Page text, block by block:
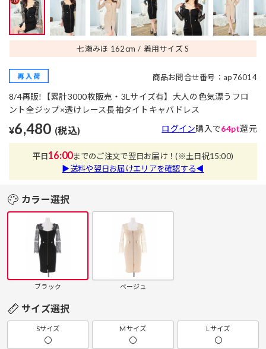
七瀬みほ 162cm 着用サイズ S
商品お問合せ番号：ap76014
8/4再販!【累計3000枚販売・3Lサイズ有】大人の色気漂うフロ
ント全ジップ×透けレース長袖タイトキャバドレス
¥6,480 (税込) ログイン購入で64pt還元
平日16:00までのご注文で翌日お届け！(※土日祝15:00)
▶送料や翌日お届けエリアを確認する◀
カラー選択
ブラック ベージュ
サイズ選択
Sサイズ
〇
Mサイズ
〇
Lサイズ
〇